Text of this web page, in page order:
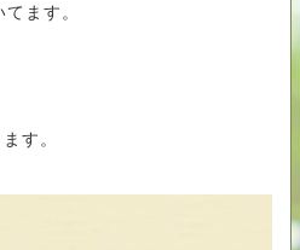
ます。
す。